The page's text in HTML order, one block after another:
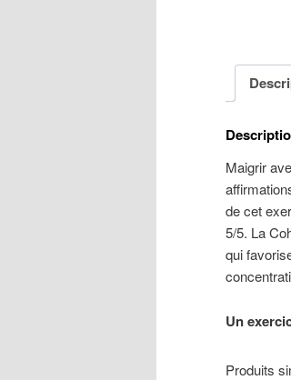
Maigrir
de cet
5/5. La
qui
Un
Produits